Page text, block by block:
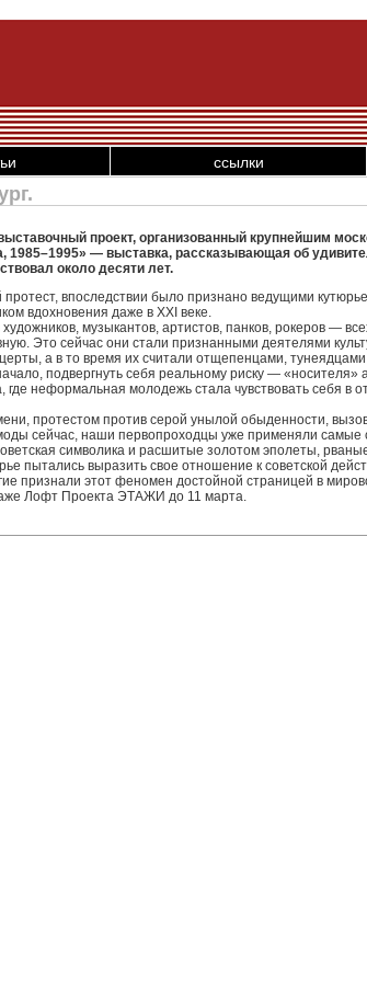
ссылки
проект, организованный крупнейшим
1985–1995» — выставка, рассказывающая об
около десяти лет.
впоследствии было признано ведущими
вдохновения даже в XXI веке.
музыкантов, артистов, панков, рокеров —
Это сейчас они стали признанными деятелями
а в то время их считали отщепенцами,
подвергнуть себя реальному риску — «носителя»
где неформальная молодежь стала чувствовать себя в
протестом против серой унылой обыденности,
сейчас, наши первопроходцы уже применяли
символика и расшитые золотом эполеты,
пытались выразить свое отношение к советской
признали этот феномен достойной страницей в
Лофт Проекта ЭТАЖИ до 11 марта.